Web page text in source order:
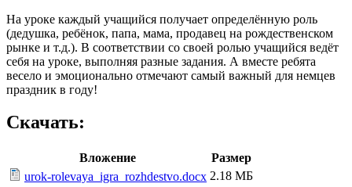
На уроке каждый учащийся получает определённую роль
(дедушка, ребёнок, папа, мама, продавец на рождественском
рынке и т.д.). В соответствии со своей ролью учащийся ведёт
себя на уроке, выполняя разные задания. А вместе ребята
весело и эмоционально отмечают самый важный для немцев
праздник в году!
Скачать:
Вложение
Размер
urok-rolevaya_igra_rozhdestvo.docx 2.18 МБ